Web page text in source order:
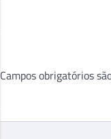
Campos obrigatórios